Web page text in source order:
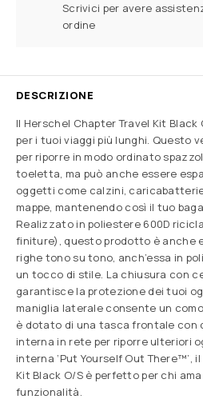
Scrivici per avere
ordine
DESCRIZIONE
Il Herschel Chapter Travel Kit Black
per i tuoi viaggi più lunghi. Questo
per riporre in modo ordinato
toeletta, ma può anche essere
oggetti come calzini,
mappe, mantenendo così il tuo
Realizzato in poliestere 600D
finiture), questo prodotto è anche
righe tono su tono, anch’essa in
un tocco di stile. La chiusura con
garantisce la protezione dei tuoi
maniglia laterale consente un
è dotato di una tasca frontale con
interna in rete per riporre ulteriori
interna ‘Put Yourself Out There™’,
Kit Black O/S è perfetto per chi
funzionalità.